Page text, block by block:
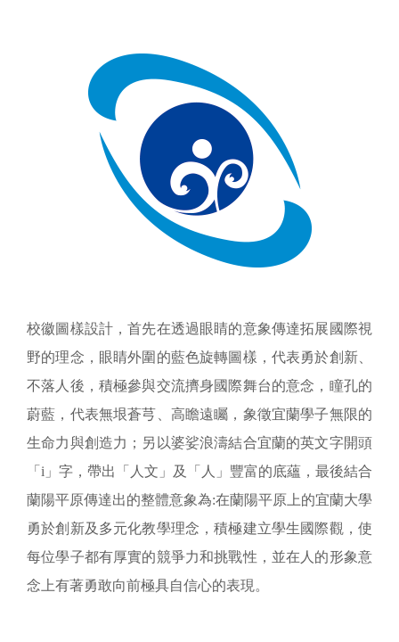
校徽圖樣設計，首先在透過眼睛的意象傳達拓展國際視
野的理念，眼睛外圍的藍色旋轉圖樣，代表勇於創新、
不落人後，積極參與交流擠身國際舞台的意念，瞳孔的
蔚藍，代表無垠蒼芎、高瞻遠矚，象徵宜蘭學子無限的
生命力與創造力；另以婆娑浪濤結合宜蘭的英文字開頭
「 i 」字，帶出「人文」及「人」豐富的底蘊，最後結合
蘭陽平原傳達出的整體意象為:在蘭陽平原上的宜蘭大學
勇於創新及多元化教學理念，積極建立學生國際觀，使
每位學子都有厚實的競爭力和挑戰性，並在人的形象意
念上有著勇敢向前極具自信心的表現。